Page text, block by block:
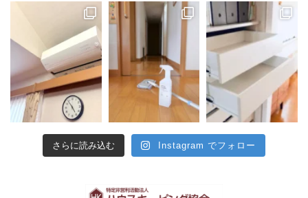
さらに読み込む Instagram でフォロー